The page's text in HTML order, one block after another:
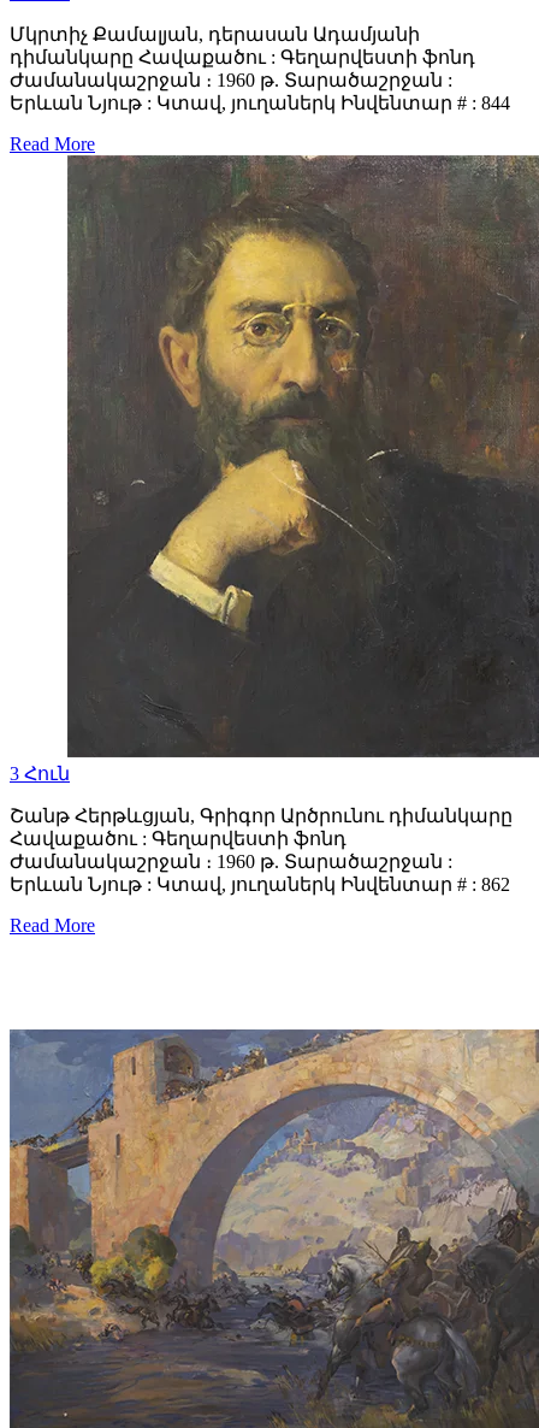
Մկրտիչ Քամալյան, դերասան Ադամյանի
դիմանկարը Հավաքածու : Գեղարվեստի ֆոնդ
Ժամանակաշրջան ։ 1960 թ. Տարածաշրջան :
Երևան Նյութ : Կտավ, յուղաներկ Ինվենտար # : 844
Read More
3 Հուն
Շանթ Հերթևցյան, Գրիգոր Արծրունու դիմանկարը
Հավաքածու : Գեղարվեստի ֆոնդ
Ժամանակաշրջան ։ 1960 թ. Տարածաշրջան :
Երևան Նյութ : Կտավ, յուղաներկ Ինվենտար # : 862
Read More